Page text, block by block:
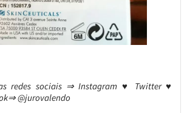
redes sociais ⇒ Instagram ♥ Twitter ♥
@jurovalendo